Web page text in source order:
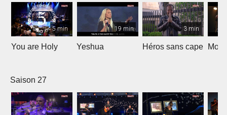
5 min
You are Holy
19 min
Yeshua
3 min
Héros sans cape Moi
Saison 27